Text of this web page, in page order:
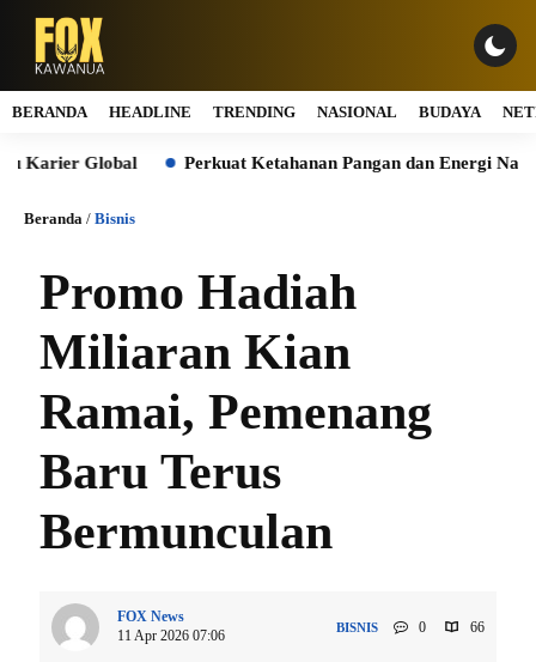
BERANDA HEADLINE TRENDING NASIONAL BUDAYA
Global Perkuat Ketahanan Pangan dan Energi Nasional,
Beranda / Bisnis
Promo Hadiah
Miliaran Kian
Ramai, Pemenang
Baru Terus
Bermunculan
FOX News
11 Apr 2026 07:06
BISNIS 0 66